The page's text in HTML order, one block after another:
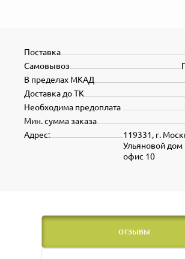
Поставка
Самовывоз
В пределах МКАД
Доставка до ТК
Необходима предоплата
Мин. сумма заказа
119331, г.
Ульяновой дом
офис 10
Адрес:
ОТЗЫВЫ